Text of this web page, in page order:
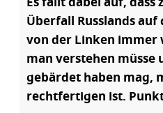
Es fällt dabei auf,
Überfall Russlands
von der Linken immer
man verstehen
gebärdet haben mag,
rechtfertigen ist.